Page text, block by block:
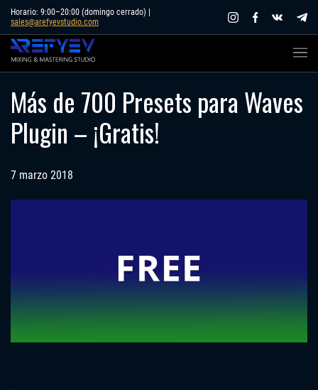
Skip
content
Horario: 9:00–20:00 (domingo cerrado) |
sales@arefyevstudio.com
Más de 700 Presets para Waves
Plugin – ¡Gratis!
7 marzo 2018